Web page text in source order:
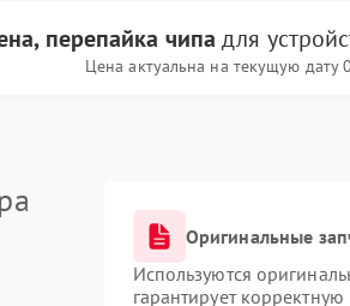
перепайка чипа для
Цена актуальна на текущую дату
Оригинальные
Используются
гарантирует